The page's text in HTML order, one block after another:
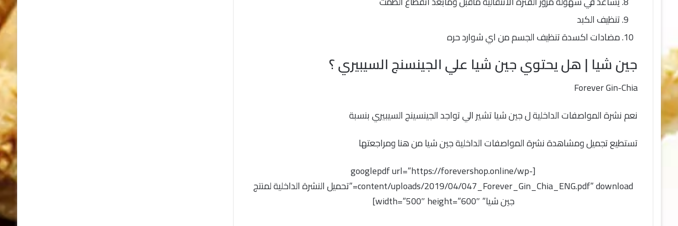
تنظيف الكبد
مضادات اكسدة تنظيف الجسم من اي شوارد حره
جين شيا | هل يحتوي جين شيا علي الجينسنج السيبيري ؟
Forever Gin-Chia
نعم نشرة المواصفات الداخلية ل جين شيا تشير الي تواجد الجينسينج السيبيري بنسبة
تستطيع تجميل ومشاهدة نشرة المواصفات الداخلية جين شيا من هنا ومراجعتها
[googlepdf url=”https://forevershop.online/wp-
content/uploads/2019/04/047_Forever_Gin_Chia_ENG.pdf” download=”تحميل النشرة الداخلية لمنتج
جين شيا” width=”500″ height=”600″]